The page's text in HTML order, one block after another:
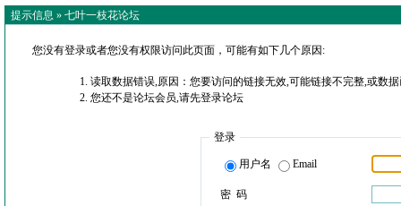
提示信息 » 七叶一枝花论坛
您没有登录或者您没有权限访问此页面，可能有如下几个原因:
读取数据错误,原因：您要访问的链接无效,可能链接不完整,或数
您还不是论坛会员,请先登录论坛
登录
用户名 Email
密 码